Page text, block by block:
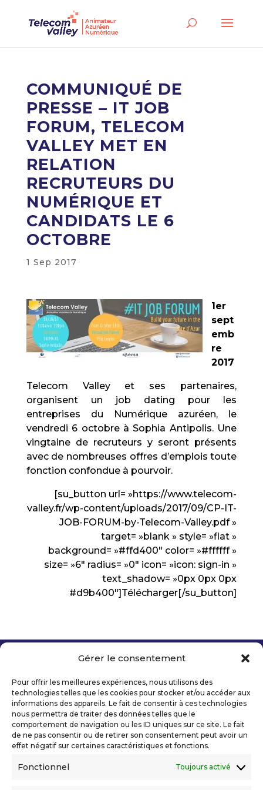
Gérer le consentement
Pour offrir les meilleures expériences, nous utilisons des
technologies telles que les cookies pour stocker et/ou accéder aux
informations des appareils. Le fait de consentir à ces technologies
nous permettra de traiter des données telles que le
comportement de navigation ou les ID uniques sur ce site. Le fait
de ne pas consentir ou de retirer son consentement peut avoir un
effet négatif sur certaines caractéristiques et fonctions.
Fonctionnel Toujours activé
COMMUNIQUÉ DE
PRESSE – IT JOB
FORUM, TELECOM
VALLEY MET EN
RELATION
RECRUTEURS DU
NUMÉRIQUE ET
CANDIDATS LE 6
OCTOBRE
1 Sep 2017
1er
sept
emb
re
2017
Telecom Valley et ses partenaires,
organisent un job dating pour les
entreprises du Numérique azuréen, le
vendredi 6 octobre à Sophia Antipolis. Une
vingtaine de recruteurs y seront présents
avec de nombreuses offres d’emplois toute
fonction confondue à pourvoir.
[su_button url= »https://www.telecom-
valley.fr/wp-content/uploads/2017/09/CP-IT-
JOB-FORUM-by-Telecom-Valley.pdf »
target= »blank » style= »flat »
background= »#ffd400″ color= »#ffffff »
size= »6″ radius= »0″ icon= »icon: sign-in »
text_shadow= »0px 0px 0px
#d9b400″]Télécharger[/su_button]
Mentions légales
Politique de confidentialité
Déclaration d’accessibilité numérique
Ils nous soutiennent